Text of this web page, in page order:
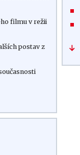
filmu v režii
postav z